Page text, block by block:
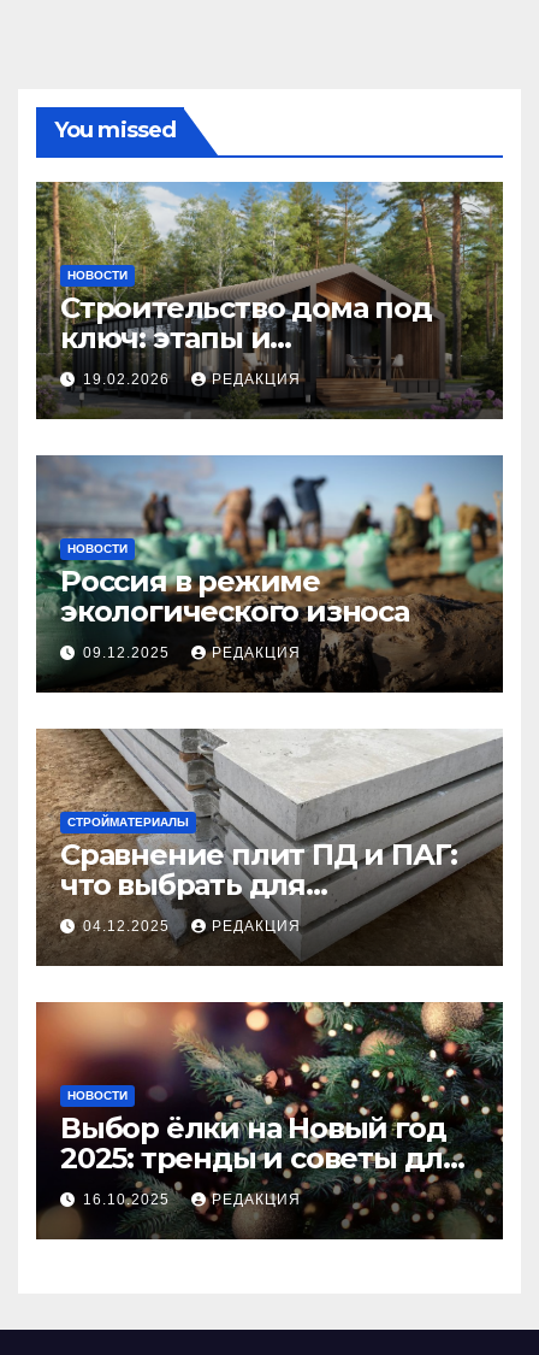
You missed
НОВОСТИ
Строительство дома под
ключ: этапы и
планирование бюджета
19.02.2026 РЕДАКЦИЯ
НОВОСТИ
Россия в режиме
экологического износа
09.12.2025 РЕДАКЦИЯ
СТРОЙМАТЕРИАЛЫ
Сравнение плит ПД и ПАГ:
что выбрать для
долговечного и прочного
покрытия
04.12.2025 РЕДАКЦИЯ
НОВОСТИ
Выбор ёлки на Новый год
2025: тренды и советы для
идеального праздника
16.10.2025 РЕДАКЦИЯ